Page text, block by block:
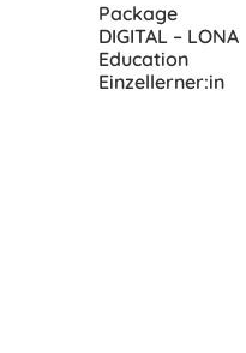
Package
DIGITAL – LONA
Education
Einzellerner:in